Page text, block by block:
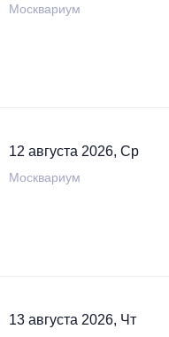
Москвариум
12 августа 2026, Ср
Москвариум
13 августа 2026, Чт